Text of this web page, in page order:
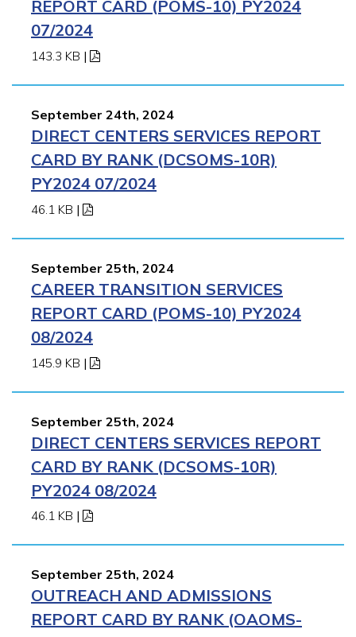
REPORT CARD (POMS-10) PY2024
07/2024
143.3 KB |
September 24th, 2024
DIRECT CENTERS SERVICES REPORT
CARD BY RANK (DCSOMS-10R)
PY2024 07/2024
46.1 KB |
September 25th, 2024
CAREER TRANSITION SERVICES
REPORT CARD (POMS-10) PY2024
08/2024
145.9 KB |
September 25th, 2024
DIRECT CENTERS SERVICES REPORT
CARD BY RANK (DCSOMS-10R)
PY2024 08/2024
46.1 KB |
September 25th, 2024
OUTREACH AND ADMISSIONS
REPORT CARD BY RANK (OAOMS-